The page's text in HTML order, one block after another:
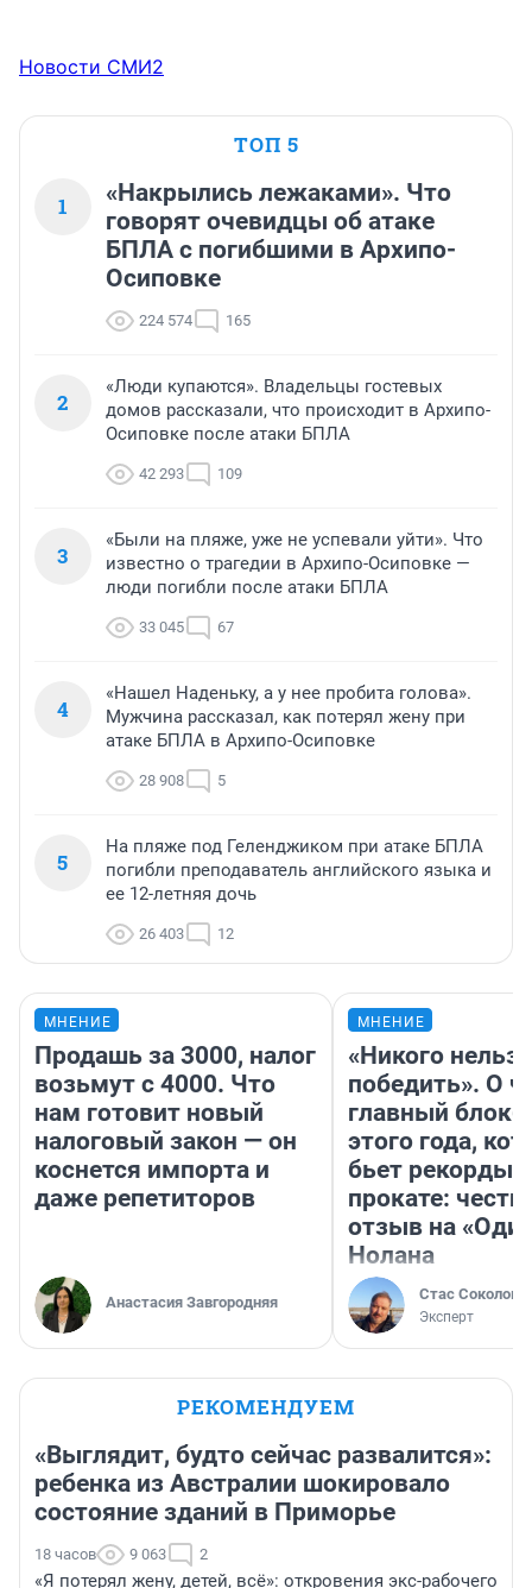
Новости СМИ2
ТОП 5
1
«Накрылись лежаками». Что
говорят очевидцы об атаке
БПЛА с погибшими в Архипо-
Осиповке
224 574 165
2
«Люди купаются». Владельцы гостевых
домов рассказали, что происходит в Архипо-
Осиповке после атаки БПЛА
42 293 109
3
«Были на пляже, уже не успевали уйти». Что
известно о трагедии в Архипо-Осиповке —
люди погибли после атаки БПЛА
33 045 67
4
«Нашел Наденьку, а у нее пробита голова».
Мужчина рассказал, как потерял жену при
атаке БПЛА в Архипо-Осиповке
28 908 5
5
На пляже под Геленджиком при атаке БПЛА
погибли преподаватель английского языка и
ее 12-летняя дочь
26 403 12
МНЕНИЕ
Продашь за 3000, налог
возьмут с 4000. Что
нам готовит новый
налоговый закон — он
коснется импорта и
даже репетиторов
Анастасия Завгородняя
МНЕНИЕ
«Никого нельзя
победить». О
главный
этого года,
бьет рекорды в
прокате:
отзыв на
Нолана
Стас Соколов
Эксперт
РЕКОМЕНДУЕМ
«Выглядит, будто сейчас развалится»:
ребенка из Австралии шокировало
состояние зданий в Приморье
18 часов 9 063 2
«Я потерял жену, детей, всё»: откровения экс-рабочего